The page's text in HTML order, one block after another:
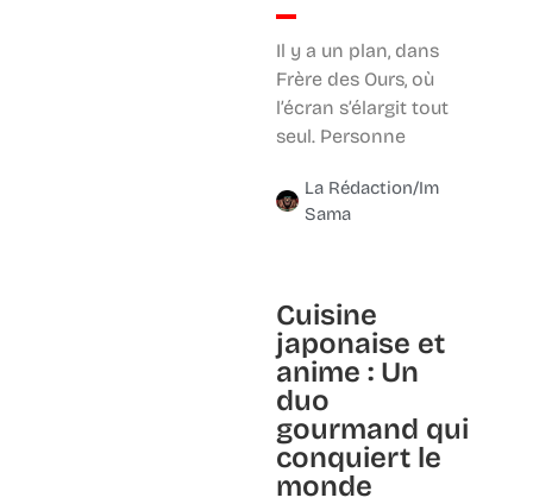
Il y a un plan, dans
Frère des Ours, où
l’écran s’élargit tout
seul. Personne
La Rédaction/Im
Sama
Cuisine
japonaise et
anime : Un
duo
gourmand qui
conquiert le
monde